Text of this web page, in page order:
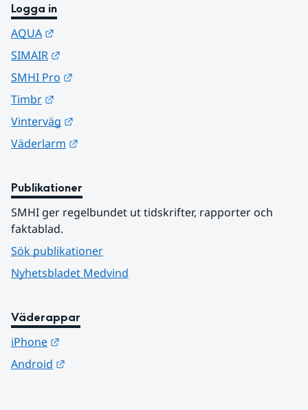
Logga in
AQUA
SIMAIR
SMHI Pro
Timbr
Vinterväg
Väderlarm
Publikationer
SMHI ger regelbundet ut tidskrifter, rapporter och
faktablad.
Sök publikationer
Nyhetsbladet Medvind
Väderappar
iPhone
Android